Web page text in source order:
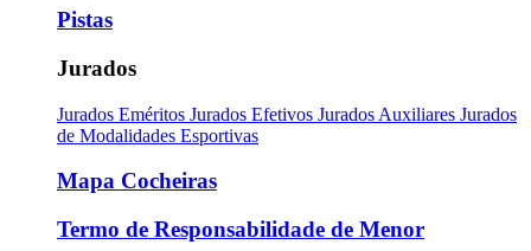
Pistas
Jurados
Jurados Eméritos Jurados Efetivos Jurados Auxiliares Jurados
de Modalidades Esportivas
Mapa Cocheiras
Termo de Responsabilidade de Menor